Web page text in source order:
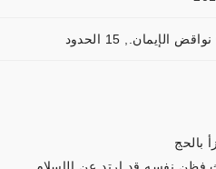
15 الحدود
بالحج